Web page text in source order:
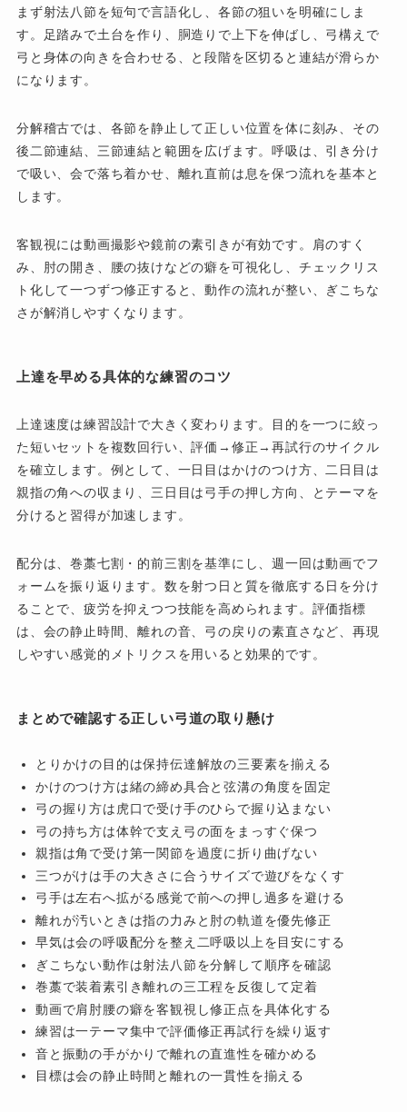
まず射法八節を短句で言語化し、各節の狙いを明確にしま
す。足踏みで土台を作り、胴造りで上下を伸ばし、弓構えで
弓と身体の向きを合わせる、と段階を区切ると連結が滑らか
になります。
分解稽古では、各節を静止して正しい位置を体に刻み、その
後二節連結、三節連結と範囲を広げます。呼吸は、引き分け
で吸い、会で落ち着かせ、離れ直前は息を保つ流れを基本と
します。
客観視には動画撮影や鏡前の素引きが有効です。肩のすく
み、肘の開き、腰の抜けなどの癖を可視化し、チェックリス
ト化して一つずつ修正すると、動作の流れが整い、ぎこちな
さが解消しやすくなります。
上達を早める具体的な練習のコツ
上達速度は練習設計で大きく変わります。目的を一つに絞っ
た短いセットを複数回行い、評価→修正→再試行のサイクル
を確立します。例として、一日目はかけのつけ方、二日目は
親指の角への収まり、三日目は弓手の押し方向、とテーマを
分けると習得が加速します。
配分は、巻藁七割・的前三割を基準にし、週一回は動画でフ
ォームを振り返ります。数を射つ日と質を徹底する日を分け
ることで、疲労を抑えつつ技能を高められます。評価指標
は、会の静止時間、離れの音、弓の戻りの素直さなど、再現
しやすい感覚的メトリクスを用いると効果的です。
まとめで確認する正しい弓道の取り懸け
とりかけの目的は保持伝達解放の三要素を揃える
かけのつけ方は緒の締め具合と弦溝の角度を固定
弓の握り方は虎口で受け手のひらで握り込まない
弓の持ち方は体幹で支え弓の面をまっすぐ保つ
親指は角で受け第一関節を過度に折り曲げない
三つがけは手の大きさに合うサイズで遊びをなくす
弓手は左右へ拡がる感覚で前への押し過多を避ける
離れが汚いときは指の力みと肘の軌道を優先修正
早気は会の呼吸配分を整え二呼吸以上を目安にする
ぎこちない動作は射法八節を分解して順序を確認
巻藁で装着素引き離れの三工程を反復して定着
動画で肩肘腰の癖を客観視し修正点を具体化する
練習は一テーマ集中で評価修正再試行を繰り返す
音と振動の手がかりで離れの直進性を確かめる
目標は会の静止時間と離れの一貫性を揃える